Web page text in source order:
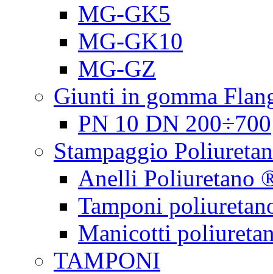
MG-GK5
MG-GK10
MG-GZ
Giunti in gomma
PN 10 DN 200÷700
Stampaggio
Anelli Poliuretano
Tamponi
Manicotti
TAMPONI